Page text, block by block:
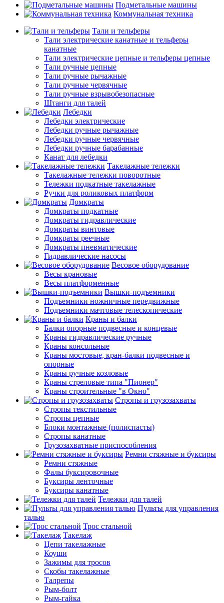
Подметальные машины
Коммунальная техника
Тали и тельферы
Тали электрические канатные и тельферы
канатные
Тали электрические цепные и тельферы цепные
Тали ручные цепные
Тали ручные рычажные
Тали ручные червячные
Тали ручные взрывобезопасные
Штанги для талей
Лебедки
Лебедки электрические
Лебедки ручные рычажные
Лебедки ручные червячные
Лебедки ручные барабанные
Канат для лебедки
Такелажные тележки
Такелажные тележки поворотные
Тележки подкатные такелажные
Ручки для роликовых платформ
Домкраты
Домкраты подкатные
Домкраты гидравлические
Домкраты винтовые
Домкраты реечные
Домкраты пневматические
Гидравлические насосы
Весовое оборудование
Весы крановые
Весы платформенные
Вышки-подъемники
Подъемники ножничные передвижные
Подъемники мачтовые телескопические
Краны и балки
Балки опорные подвесные и концевые
Краны гидравлические ручные
Краны консольные
Краны мостовые, кран-балки подвесные и
опорные
Краны ручные козловые
Краны стреловые типа "Пионер"
Краны строительные "в Окно"
Стропы и грузозахваты
Стропы текстильные
Стропы цепные
Блоки монтажные (полиспасты)
Стропы канатные
Грузозахватные приспособления
Ремни стяжные и буксиры
Ремни стяжные
Фалы буксировочные
Буксиры ленточные
Буксиры канатные
Тележки для талей
Пульты для управления
талью
Трос стальной
Такелаж
Цепи такелажные
Коуши
Зажимы для тросов
Скобы такелажные
Талрепы
Рым-болт
Рым-гайка